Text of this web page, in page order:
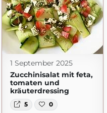
1 September 2025
Zucchinisalat mit feta,
tomaten und
kräuterdressing
5 0